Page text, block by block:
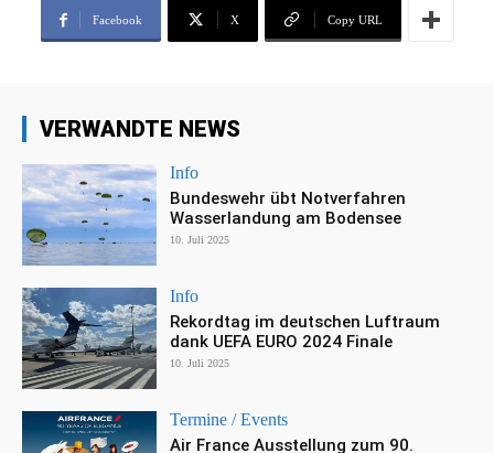
Facebook X Copy URL
VERWANDTE NEWS
Info
Bundeswehr übt Notverfahren
Wasserlandung am Bodensee
10. Juli 2025
Info
Rekordtag im deutschen Luftraum
dank UEFA EURO 2024 Finale
10. Juli 2025
Termine / Events
Air France Ausstellung zum 90.